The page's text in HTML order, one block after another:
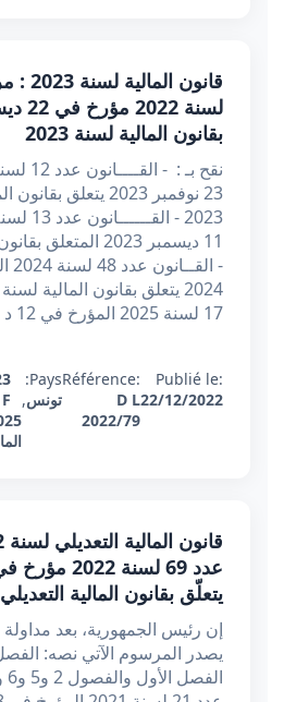
بقانون المالية لسنة 2023
23 نوفمبر 2023 يتعلق
17 لسنة 2025 المؤرخ في 12 د
Publié le:
22/12/2022
Référence:
D L
2022/79
Pays:
تونس,
يتعلّق بقانون المالية التعديلي
إن رئيس الجمهورية، بعد
يصدر المرسوم الآتي نصه: